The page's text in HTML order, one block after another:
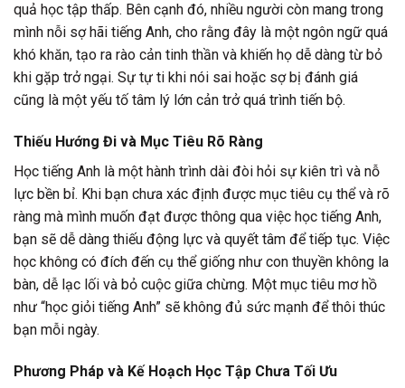
quả học tập thấp. Bên cạnh đó, nhiều người còn mang trong
mình nỗi sợ hãi tiếng Anh, cho rằng đây là một ngôn ngữ quá
khó khăn, tạo ra rào cản tinh thần và khiến họ dễ dàng từ bỏ
khi gặp trở ngại. Sự tự ti khi nói sai hoặc sợ bị đánh giá
cũng là một yếu tố tâm lý lớn cản trở quá trình tiến bộ.
Thiếu Hướng Đi và Mục Tiêu Rõ Ràng
Học tiếng Anh là một hành trình dài đòi hỏi sự kiên trì và nỗ
lực bền bỉ. Khi bạn chưa xác định được mục tiêu cụ thể và rõ
ràng mà mình muốn đạt được thông qua việc học tiếng Anh,
bạn sẽ dễ dàng thiếu động lực và quyết tâm để tiếp tục. Việc
học không có đích đến cụ thể giống như con thuyền không la
bàn, dễ lạc lối và bỏ cuộc giữa chừng. Một mục tiêu mơ hồ
như “học giỏi tiếng Anh” sẽ không đủ sức mạnh để thôi thúc
bạn mỗi ngày.
Phương Pháp và Kế Hoạch Học Tập Chưa Tối Ưu